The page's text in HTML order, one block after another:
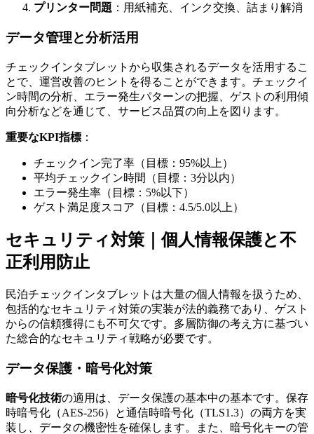
プリンター問題 ：用紙補充、インク交換、詰まり解消
データ管理と分析活用
チェックインタブレットから収集されるデータを活用するこ
とで、運営改善のヒントを得ることができます。チェックイ
ン時間の分析、エラー発生パターンの把握、ゲストの利用傾
向分析などを通じて、サービス品質の向上を図ります。
重要なKPI指標 ：
チェックイン完了率（目標：95%以上）
平均チェックイン時間（目標：3分以内）
エラー発生率（目標：5%以下）
ゲスト満足度スコア（目標：4.5/5.0以上）
セキュリティ対策｜個人情報保護と不
正利用防止
民泊チェックインタブレットは大量の個人情報を扱うため、
包括的なセキュリティ対策の実装が法的義務であり、ゲスト
からの信頼獲得にも不可欠です。多層防御の考え方に基づい
た総合的なセキュリティ戦略が必要です。
データ保護・暗号化対策
暗号化技術の適用は、データ保護の基本中の基本です。保存
時暗号化（AES-256）と通信時暗号化（TLS1.3）の両方を実
装し、データの機密性を確保します。また、暗号化キーの管